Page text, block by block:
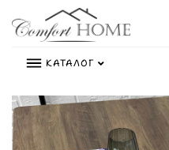
КАТАЛОГ